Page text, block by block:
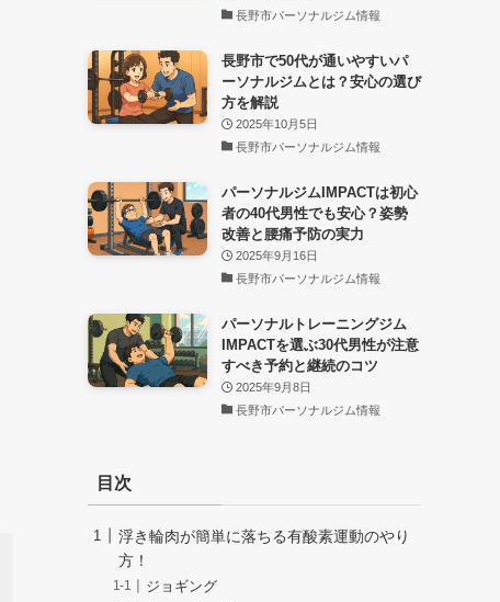
長野市パーソナルジム情報
長野市で50代が通いやすいパ
ーソナルジムとは？安心の選び
方を解説
2025年10月5日
長野市パーソナルジム情報
パーソナルジムIMPACTは初心
者の40代男性でも安心？姿勢
改善と腰痛予防の実力
2025年9月16日
長野市パーソナルジム情報
パーソナルトレーニングジム
IMPACTを選ぶ30代男性が注意
すべき予約と継続のコツ
2025年9月8日
長野市パーソナルジム情報
目次
浮き輪肉が簡単に落ちる有酸素運動のやり
方！
ジョギング